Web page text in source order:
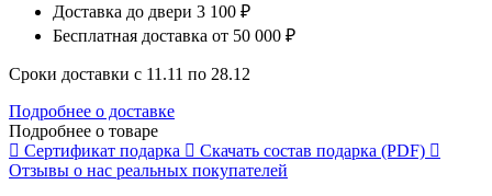
Доставка до двери 3 100 ₽
Бесплатная доставка от 50 000 ₽
Сроки доставки с 11.11 по 28.12
Подробнее о доставке
Подробнее о товаре
Сертификат подарка Скачать состав подарка (PDF)
Отзывы о нас реальных покупателей